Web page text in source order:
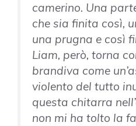
camerino. Una
che sia finita così,
una prugna e così
Liam, però, torna
brandiva come
violento del tutto
questa chitarra
non mi ha tolto la